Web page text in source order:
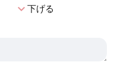
expand_more下げる